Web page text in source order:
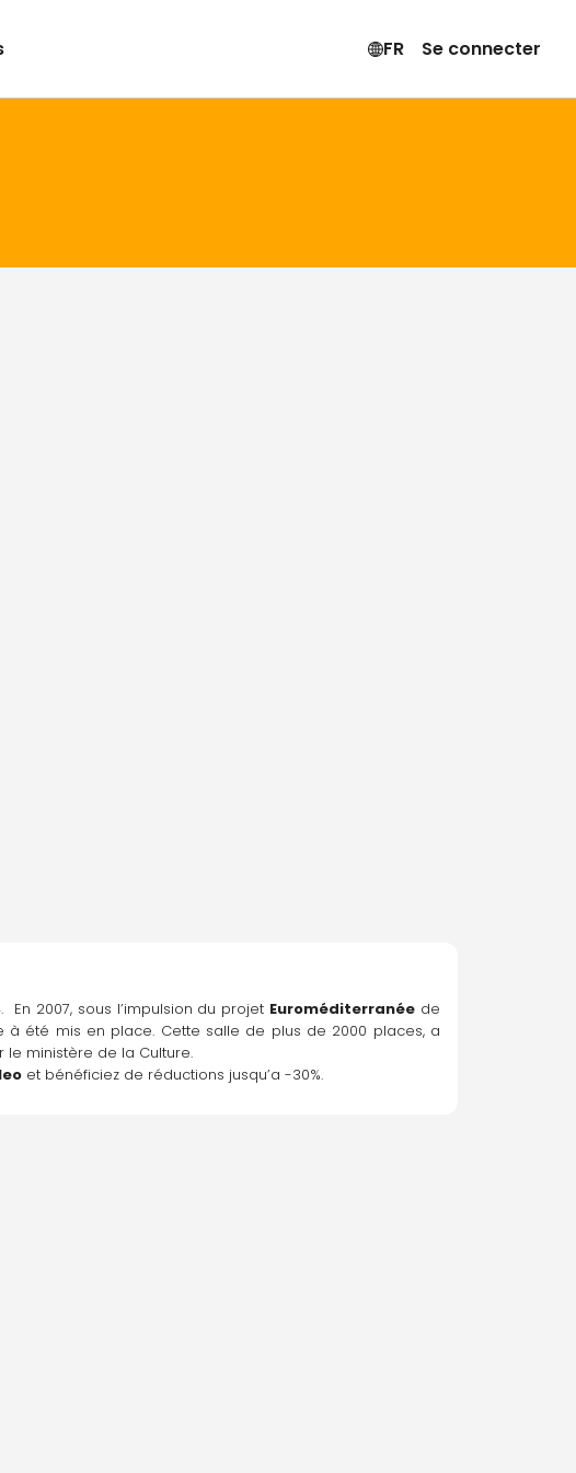
FR Se connecter
2007, sous l’impulsion du projet Euroméditerranée de
été mis en place. Cette salle de plus de 2000 places, a
le ministère de la Culture.
et bénéficiez de réductions jusqu’a -30%.